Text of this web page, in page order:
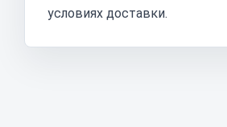
условиях доставки.